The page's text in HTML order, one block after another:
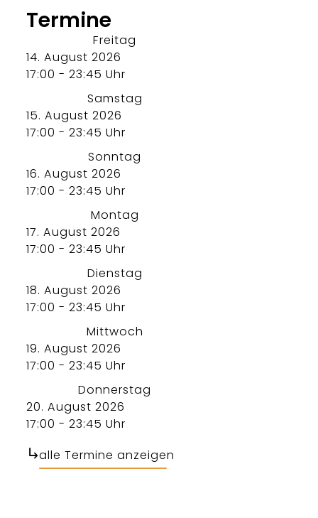
Termine
Freitag
14. August 2026
17:00 - 23:45 Uhr
Samstag
15. August 2026
17:00 - 23:45 Uhr
Sonntag
16. August 2026
17:00 - 23:45 Uhr
Montag
17. August 2026
17:00 - 23:45 Uhr
Dienstag
18. August 2026
17:00 - 23:45 Uhr
Mittwoch
19. August 2026
17:00 - 23:45 Uhr
Donnerstag
20. August 2026
17:00 - 23:45 Uhr
alle Termine anzeigen